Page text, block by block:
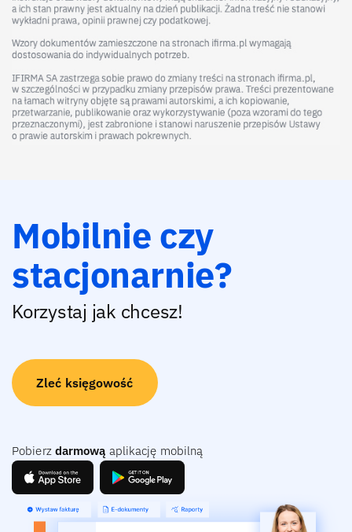
Mobilnie czy
stacjonarnie?
Korzystaj jak chcesz!
Zleć księgowość
Pobierz darmową aplikację mobilną